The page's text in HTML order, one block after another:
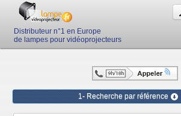
Distributeur n°1 en Europe
de lampes pour vidéoprojecteurs
1- Recherche par référence